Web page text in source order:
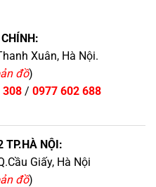
Xuân, Hà Nội.
đồ)
308/ 0977 602 688
TP.HÀ NỘI:
Giấy, Hà Nội
đồ)